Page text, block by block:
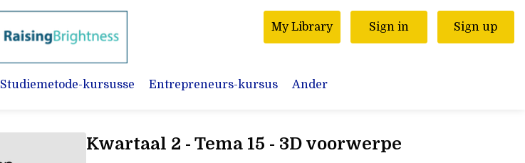
My Library Sign in Sign up
Studiemetode-kursusse Entrepreneurs-kursus Ander
Kwartaal 2 - Tema 15 - 3D voorwerpe